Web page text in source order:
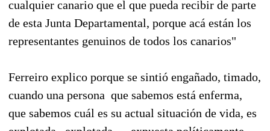
cualquier canario que el que pueda recibir de parte
de esta Junta Departamental, porque acá están los
representantes genuinos de todos los canarios"
Ferreiro explico porque se sintió engañado, timado,
cuando una persona que sabemos está enferma,
que sabemos cuál es su actual situación de vida, es